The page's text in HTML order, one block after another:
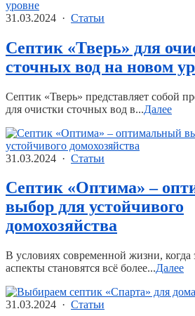
31.03.2024 · Статьи
Септик «Тверь» для
сточных вод на новом
Септик «Тверь» представляет собой
для очистки сточных вод в...Далее
31.03.2024 · Статьи
Септик «Оптима» –
выбор для устойчивого
домохозяйства
В условиях современной жизни, когда
аспекты становятся всё более...Далее
31.03.2024 · Статьи